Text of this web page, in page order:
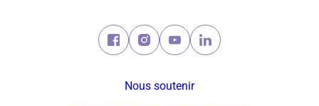
Facebook (nouvelle fenêtre)
Instagram (nouvelle fenêtre)
Youtube (nouvelle fenêtre)
Linkedin (nouvelle
Nous soutenir